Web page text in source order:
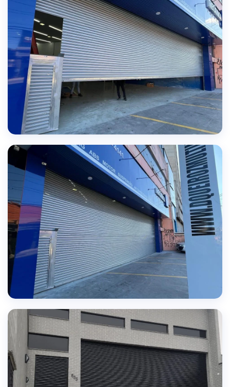
QUALIDADE GARANTIDA
Projetos executados com excelência e precisão
SOLUÇÕES PERSONALIZADAS
Portas sob medida para cada necessidade